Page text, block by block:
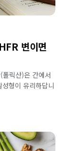
변이면
릭산)은 간에서
형이 유리하답니